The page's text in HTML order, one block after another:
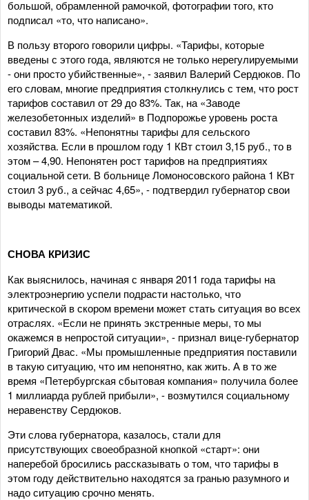
большой, обрамленной рамочкой, фотографии того, кто
подписал «то, что написано».
В пользу второго говорили цифры. «Тарифы, которые
введены с этого года, являются не только нерегулируемыми
- они просто убийственные», - заявил Валерий Сердюков. По
его словам, многие предприятия столкнулись с тем, что рост
тарифов составил от 29 до 83%. Так, на «Заводе
железобетонных изделий» в Подпорожье уровень роста
составил 83%. «Непонятны тарифы для сельского
хозяйства. Если в прошлом году 1 КВт стоил 3,15 руб., то в
этом – 4,90. Непонятен рост тарифов на предприятиях
социальной сети. В больнице Ломоносовского района 1 КВт
стоил 3 руб., а сейчас 4,65», - подтвердил губернатор свои
выводы математикой.
СНОВА КРИЗИС
Как выяснилось, начиная с января 2011 года тарифы на
электроэнергию успели подрасти настолько, что
критической в скором времени может стать ситуация во всех
отраслях. «Если не принять экстренные меры, то мы
окажемся в непростой ситуации», - признал вице-губернатор
Григорий Двас. «Мы промышленные предприятия поставили
в такую ситуацию, что им непонятно, как жить. А в то же
время «Петербургская сбытовая компания» получила более
1 миллиарда рублей прибыли», - возмутился социальному
неравенству Сердюков.
Эти слова губернатора, казалось, стали для
присутствующих своеобразной кнопкой «старт»: они
наперебой бросились рассказывать о том, что тарифы в
этом году действительно находятся за гранью разумного и
надо ситуацию срочно менять.